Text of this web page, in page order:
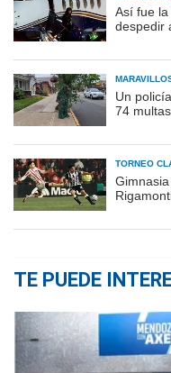
Así fue
despedir
Un
74
TORNEO
TE PUEDE